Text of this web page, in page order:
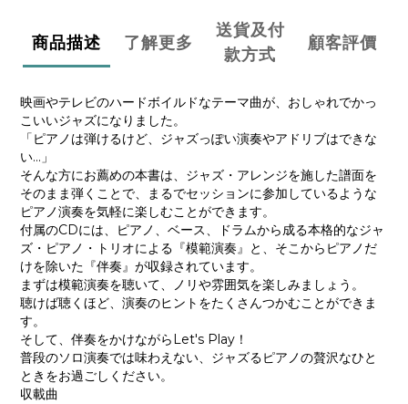
商品描述 了解更多
送貨及付
款方式
顧客評價
映画やテレビのハードボイルドなテーマ曲が、おしゃれでかっ
こいいジャズになりました。
「ピアノは弾けるけど、ジャズっぽい演奏やアドリブはできな
い…」
そんな方にお薦めの本書は、ジャズ・アレンジを施した譜面を
そのまま弾くことで、まるでセッションに参加しているような
ピアノ演奏を気軽に楽しむことができます。
付属のCDには、ピアノ、ベース、ドラムから成る本格的なジャ
ズ・ピアノ・トリオによる『模範演奏』と、そこからピアノだ
けを除いた『伴奏』が収録されています。
まずは模範演奏を聴いて、ノリや雰囲気を楽しみましょう。
聴けば聴くほど、演奏のヒントをたくさんつかむことができま
す。
そして、伴奏をかけながらLet's Play！
普段のソロ演奏では味わえない、ジャズるピアノの贅沢なひと
ときをお過ごしください。
収載曲